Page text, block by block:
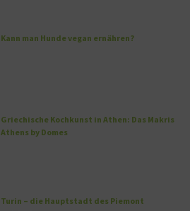
Kann man Hunde vegan ernähren?
Griechische Kochkunst in Athen: Das Makris
Athens by Domes
Turin – die Hauptstadt des Piemont